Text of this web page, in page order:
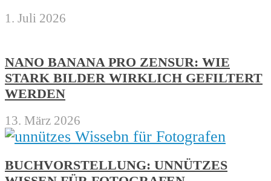
1. Juli 2026
NANO BANANA PRO ZENSUR: WIE
STARK BILDER WIRKLICH GEFILTERT
WERDEN
13. März 2026
BUCHVORSTELLUNG: UNNÜTZES